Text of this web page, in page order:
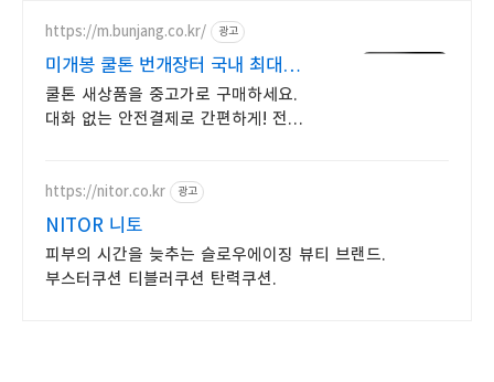
https://m.bunjang.co.kr/ 광고
미개봉 쿨톤 번개장터 국내 최대
브랜드 중고거래
쿨톤 새상품을 중고가로 구매하세요.
대화 없는 안전결제로 간편하게! 전국
https://nitor.co.kr 광고
NITOR 니토
피부의 시간을 늦추는 슬로우에이징 뷰티 브랜드.
부스터쿠션 티블러쿠션 탄력쿠션.